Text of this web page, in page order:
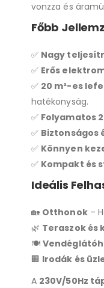
vonzza és
Főbb
✅ Nagy
✅ Erős
✅ 20 m²-es
hatékonyság.
✅ Folyamatos
✅ Biztonságos
✅ Könnyen
✅ Kompakt és
Ideális
🏡 Otthonok–
🌿 Teraszok és
🍽
🏢 Irodák és
A 230V/50Hz